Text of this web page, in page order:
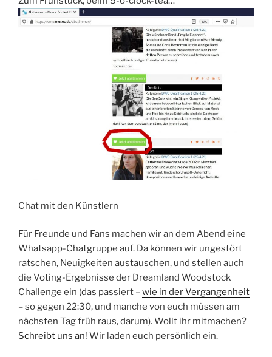
Chat mit den Künstlern
Für Freunde und Fans machen wir an dem Abend eine
Whatsapp-Chatgruppe auf. Da können wir ungestört
ratschen, Neuigkeiten austauschen, und stellen auch
die Voting-Ergebnisse der Dreamland Woodstock
Challenge ein (das passiert –wie in der Vergangenheit
– so gegen 22:30, und manche von euch müssen am
nächsten Tag früh raus, darum). Wollt ihr mitmachen?
Schreibt uns an! Wir laden euch persönlich ein.